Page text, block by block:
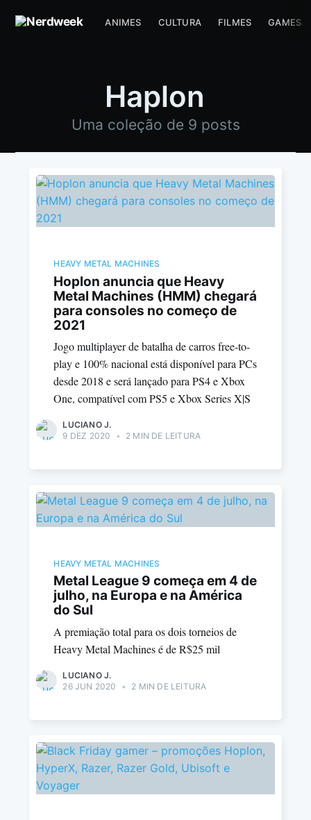
ANIMES CULTURA FILMES GAMES
Haplon
Uma coleção de 9 posts
HEAVY METAL MACHINES
Hoplon anuncia que Heavy
Metal Machines (HMM) chegará
para consoles no começo de
2021
Jogo multiplayer de batalha de carros free-to-
play e 100% nacional está disponível para PCs
desde 2018 e será lançado para PS4 e Xbox
One, compatível com PS5 e Xbox Series X|S
LUCIANO J.
9 DEZ 2020
• 2 MIN DE LEITURA
HEAVY METAL MACHINES
Metal League 9 começa em 4 de
julho, na Europa e na América
do Sul
A premiação total para os dois torneios de
Heavy Metal Machines é de R$25 mil
LUCIANO J.
26 JUN 2020
• 2 MIN DE LEITURA